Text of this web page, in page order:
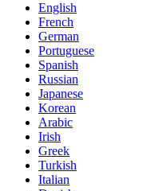
English
French
German
Portuguese
Spanish
Russian
Japanese
Korean
Arabic
Irish
Greek
Turkish
Italian